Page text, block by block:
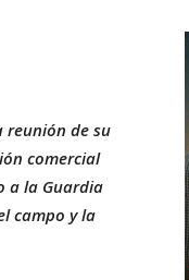
reunión de su
comercial
a la Guardia
campo y la